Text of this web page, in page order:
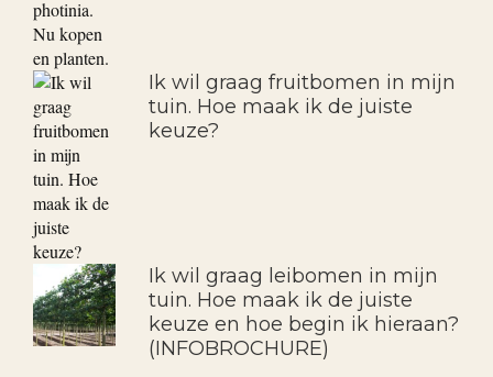
Ik wil graag fruitbomen in mijn
tuin. Hoe maak ik de juiste
keuze?
Ik wil graag leibomen in mijn
tuin. Hoe maak ik de juiste
keuze en hoe begin ik hieraan?
(INFOBROCHURE)